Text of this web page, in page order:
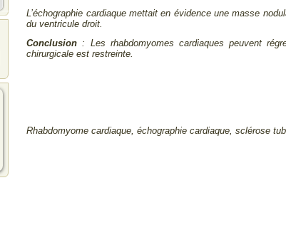
L’échographie cardiaque mettait en évidence une masse
du ventricule droit.
Conclusion : Les rhabdomyomes cardiaques peuvent
chirurgicale est restreinte.
Rhabdomyome cardiaque, échographie cardiaque, sclérose